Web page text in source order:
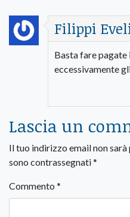
Filippi
Basta fare pagate
eccessivamente
Lascia un
Il tuo indirizzo email non
sono contrassegnati*
Commento *